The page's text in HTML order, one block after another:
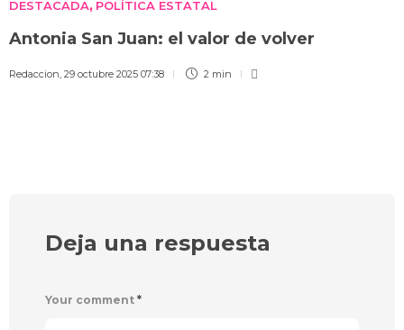
DESTACADA, POLÍTICA ESTATAL
Antonia San Juan: el valor de volver
Redaccion, 29 octubre 2025 07:38 2 min
Deja una respuesta
Your comment *